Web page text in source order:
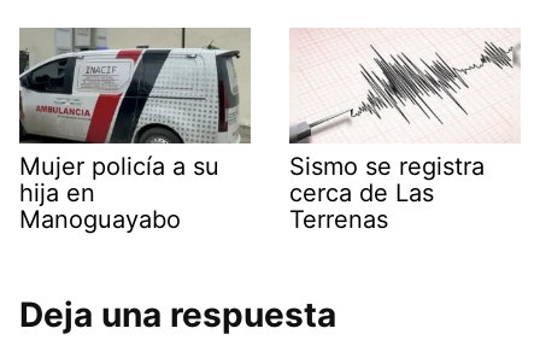
Mujer policía a su
hija en
Manoguayabo
Sismo se registra
cerca de Las
Terrenas
Deja una respuesta